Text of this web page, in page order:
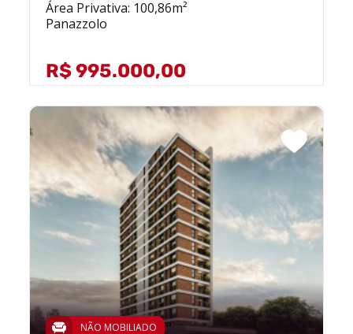
Área Privativa: 100,86m²
Panazzolo
R$ 995.000,00
NÃO MOBILIADO